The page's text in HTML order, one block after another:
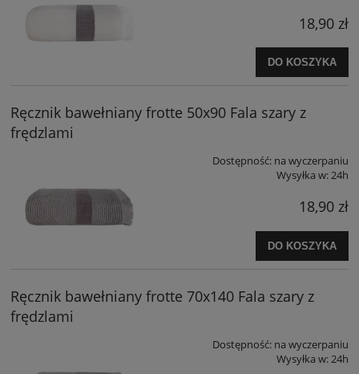
18,90 zł
DO KOSZYKA
Ręcznik bawełniany frotte 50x90 Fala szary z
frędzlami
Dostępność: na wyczerpaniu
Wysyłka w:24h
18,90 zł
DO KOSZYKA
Ręcznik bawełniany frotte 70x140 Fala szary z
frędzlami
Dostępność: na wyczerpaniu
Wysyłka w:24h